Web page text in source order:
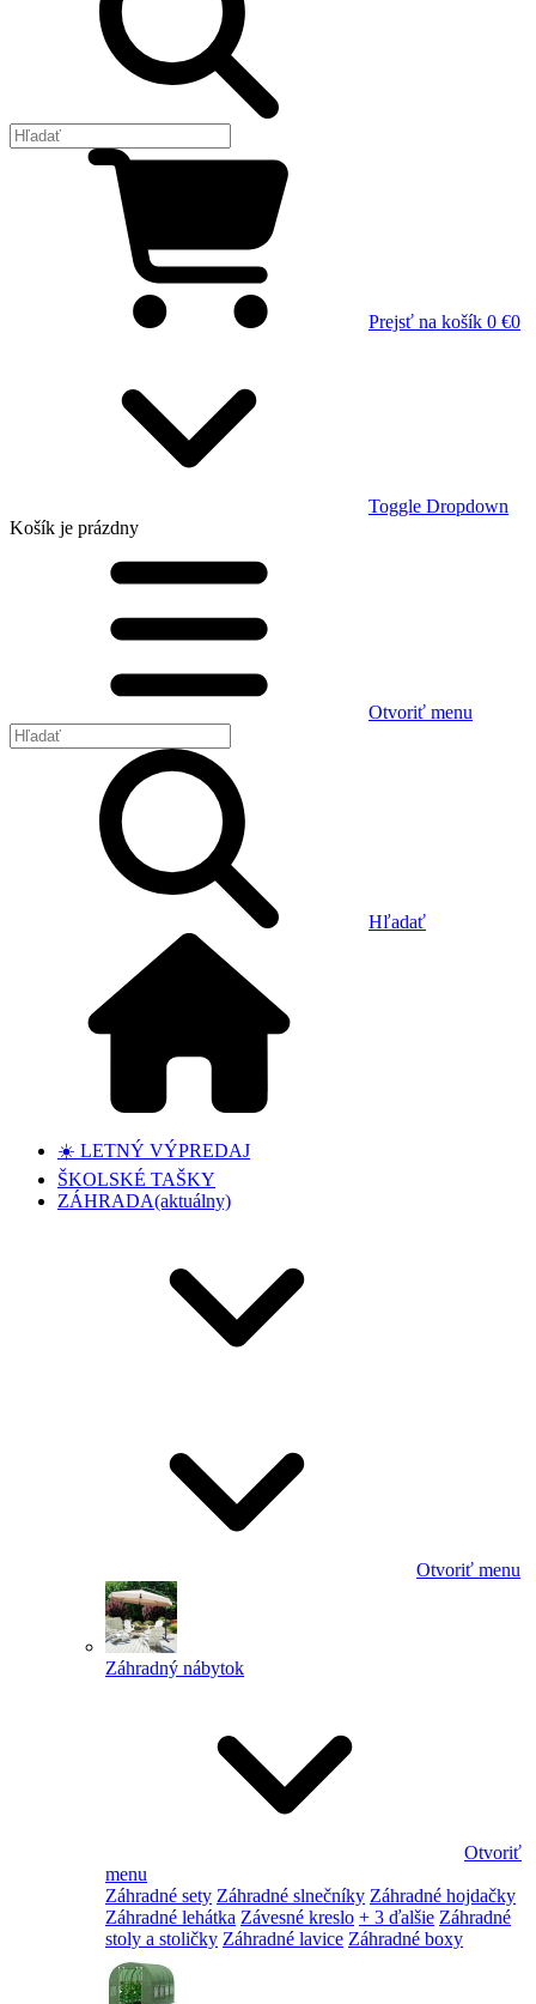
Prejsť na košík 0 €0
Toggle Dropdown
Košík je prázdny
Otvoriť menu
Hľadať
☀️ LETNÝ VÝPREDAJ
ŠKOLSKÉ TAŠKY
ZÁHRADA(aktuálny)
Otvoriť menu
Záhradný nábytok
Otvoriť
menu
Záhradné sety Záhradné slnečníky Záhradné hojdačky
Záhradné lehátka Závesné kreslo + 3 ďalšie Záhradné
stoly a stoličky Záhradné lavice Záhradné boxy